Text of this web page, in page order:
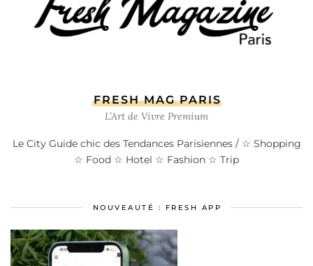
FRESH MAG PARIS
L’Art de Vivre Premium
Le City Guide chic des Tendances Parisiennes / ☆ Shopping
☆ Food ☆ Hotel ☆ Fashion ☆ Trip
NOUVEAUTÉ : FRESH APP